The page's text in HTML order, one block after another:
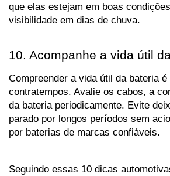
que elas estejam em boas
visibilidade em dias de chuva.
10. Acompanhe a vida útil
Compreender a vida útil da bateria
contratempos. Avalie os cabos, a
da bateria periodicamente. Evite
parado por longos períodos sem
por baterias de marcas confiáveis.
Seguindo essas 10 dicas